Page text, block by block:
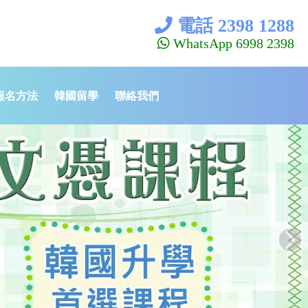
電話 2398 1288
WhatsApp 6998 2398
名方法 韓國留學 聯絡我們